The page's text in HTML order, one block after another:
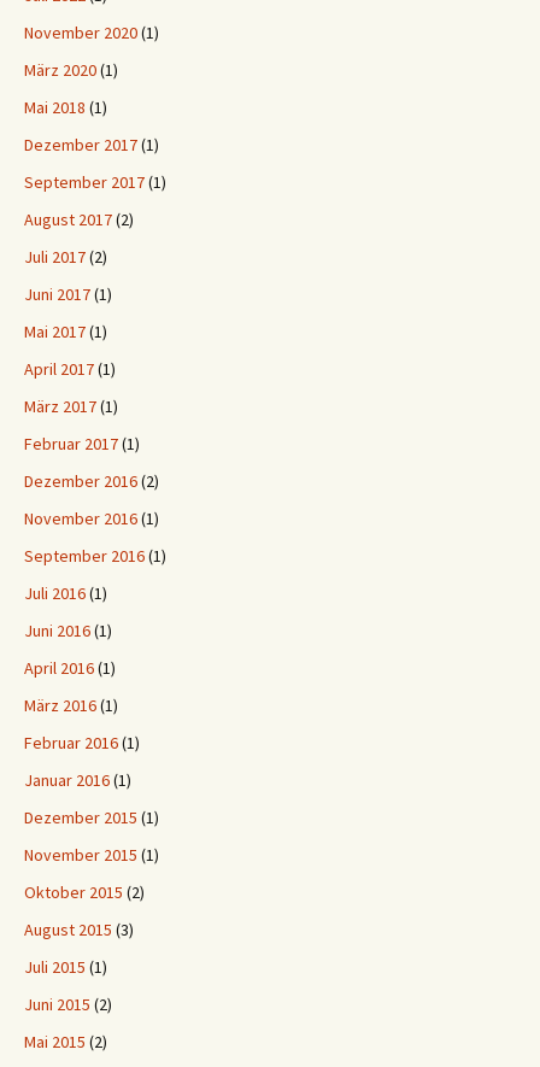
November 2020(1)
März 2020(1)
Mai 2018 (1)
Dezember 2017(1)
September 2017(1)
August 2017(2)
Juli 2017(2)
Juni 2017(1)
Mai 2017(1)
April 2017(1)
März 2017(1)
Februar 2017(1)
Dezember 2016(2)
November 2016(1)
September 2016(1)
Juli 2016(1)
Juni 2016(1)
April 2016(1)
März 2016(1)
Februar 2016(1)
Januar 2016(1)
Dezember 2015 (1)
November 2015 (1)
Oktober 2015 (2)
August 2015 (3)
Juli 2015 (1)
Juni 2015 (2)
Mai 2015 (2)